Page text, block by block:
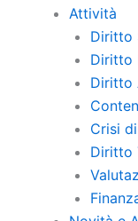
Attività
Diritto
Diritto
Diritto
Crisi
Diritto